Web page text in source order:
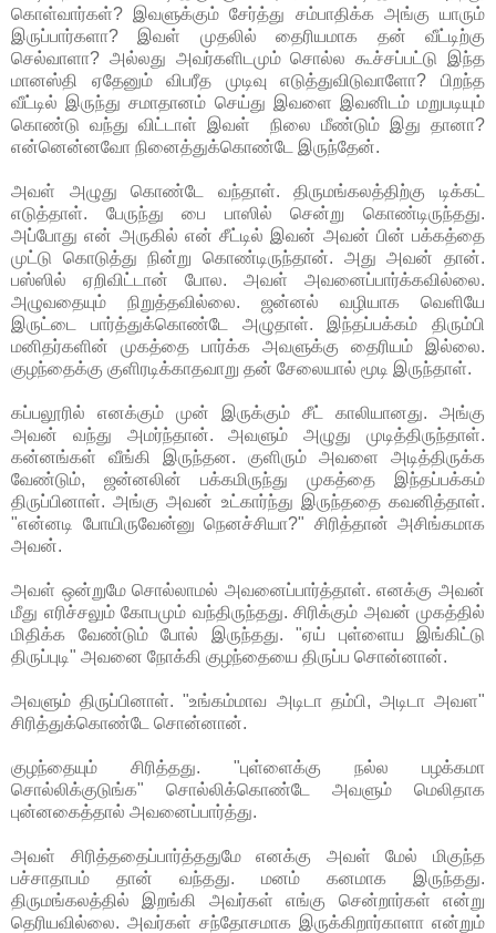
கொள்வார்கள்? இவளுக்கும் சேர்த்து சம்பாதிக்க அங்கு யாரும்
இருப்பார்களா? இவள் முதலில் தைரியமாக தன் வீட்டிற்கு
செல்வாளா? அல்லது அவர்களிடமும் சொல்ல கூச்சப்பட்டு இந்த
மானஸ்தி ஏதேனும் விபரீத முடிவு எடுத்துவிடுவாளோ? பிறந்த
வீட்டில் இருந்து சமாதானம் செய்து இவளை இவனிடம் மறுபடியும்
கொண்டு வந்து விட்டாள் இவள் நிலை மீண்டும் இது தானா?
என்னென்னவோ நினைத்துக்கொண்டே இருந்தேன்.
அவள் அழுது கொண்டே வந்தாள். திருமங்கலத்திற்கு டிக்கட்
எடுத்தாள். பேருந்து பை பாஸில் சென்று கொண்டிருந்தது.
அப்போது என் அருகில் என் சீட்டில் இவன் அவன் பின் பக்கத்தை
முட்டு கொடுத்து நின்று கொண்டிருந்தான். அது அவன் தான்.
பஸ்ஸில் ஏறிவிட்டான் போல. அவள் அவனைப்பார்க்கவில்லை.
அழுவதையும் நிறுத்தவில்லை. ஜன்னல் வழியாக வெளியே
இருட்டை பார்த்துக்கொண்டே அழுதாள். இந்தப்பக்கம் திரும்பி
மனிதர்களின் முகத்தை பார்க்க அவளுக்கு தைரியம் இல்லை.
குழந்தைக்கு குளிரடிக்காதவாறு தன் சேலையால் மூடி இருந்தாள்.
கப்பலூரில் எனக்கும் முன் இருக்கும் சீட் காலியானது. அங்கு
அவன் வந்து அமர்ந்தான். அவளும் அழுது முடித்திருந்தாள்.
கன்னங்கள் வீங்கி இருந்தன. குளிரும் அவளை அடித்திருக்க
வேண்டும், ஜன்னலின் பக்கமிருந்து முகத்தை இந்தப்பக்கம்
திருப்பினாள். அங்கு அவன் உட்கார்ந்து இருந்ததை கவனித்தாள்.
"என்னடி போயிருவேன்னு நெனச்சியா?" சிரித்தான் அசிங்கமாக
அவன்.
அவள் ஒன்றுமே சொல்லாமல் அவனைப்பார்த்தாள். எனக்கு அவன்
மீது எரிச்சலும் கோபமும் வந்திருந்தது. சிரிக்கும் அவன் முகத்தில்
மிதிக்க வேண்டும் போல் இருந்தது. "ஏய் புள்ளைய இங்கிட்டு
திருப்புடி" அவனை நோக்கி குழந்தையை திருப்ப சொன்னான்.
அவளும் திருப்பினாள். "உங்கம்மாவ அடிடா தம்பி, அடிடா அவள"
சிரித்துக்கொண்டே சொன்னான்.
குழந்தையும் சிரித்தது. "புள்ளைக்கு நல்ல பழக்கமா
சொல்லிக்குடுங்க" சொல்லிக்கொண்டே அவளும் மெலிதாக
புன்னகைத்தால் அவனைப்பார்த்து.
அவள் சிரித்ததைப்பார்த்ததுமே எனக்கு அவள் மேல் மிகுந்த
பச்சாதாபம் தான் வந்தது. மனம் கனமாக இருந்தது.
திருமங்கலத்தில் இறங்கி அவர்கள் எங்கு சென்றார்கள் என்று
தெரியவில்லை. அவர்கள் சந்தோசமாக இருக்கிறார்காளா என்றும்